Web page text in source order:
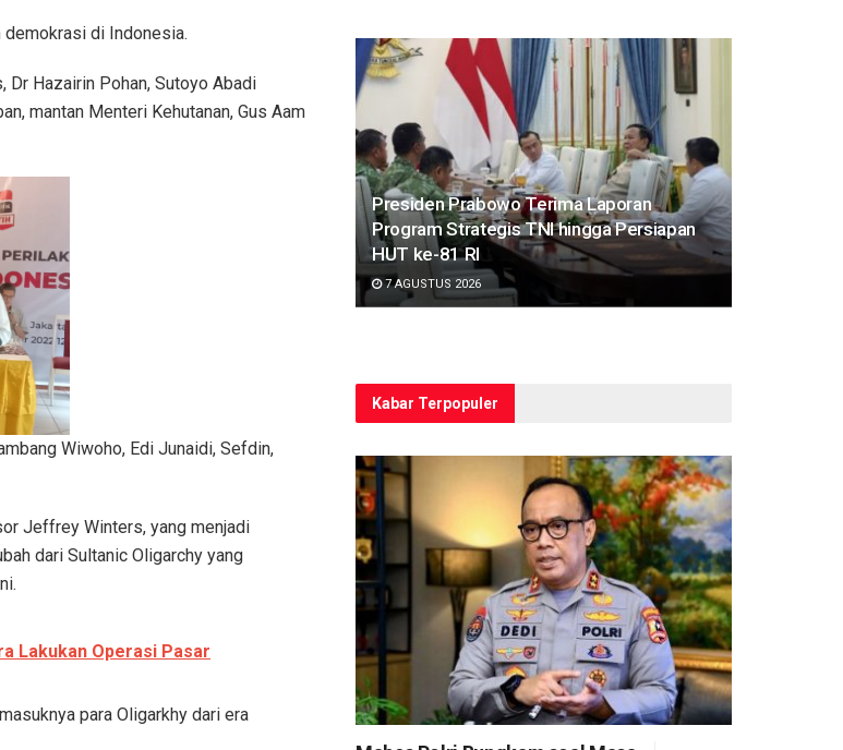
di Indonesia.
Dr Hazairin Pohan, Sutoyo Abadi
mantan Menteri Kehutanan, Gus Aam
Wiwoho, Edi Junaidi, Sefdin,
Jeffrey Winters, yang menjadi
dari Sultanic Oligarchy yang
Lakukan Operasi Pasar
para Oligarkhy dari era
Presiden Prabowo Terima Laporan
Program Strategis TNI hingga Persiapan
HUT ke-81 RI
7 AGUSTUS 2026
Kabar Terpopuler